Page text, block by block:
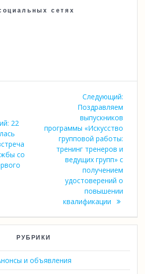
сетях
Предыдущая
запись:
22
со
Следующий:
Поздравляем
выпускников
программы «Искусство
групповой работы:
тренинг тренеров и
ведущих групп» с
получением
удостоверений о
повышении
квалификации
РУБРИКИ
и объявления